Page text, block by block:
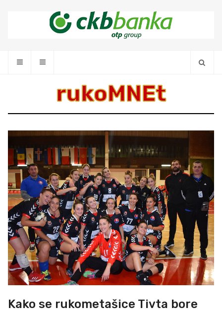
rukoMNEt
Kako se rukometašice Tivta bore